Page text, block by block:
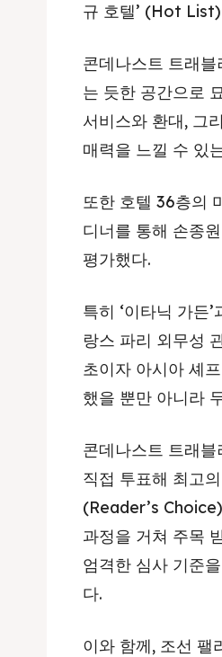
규 호텔’ (Hot
콘데나스트 트래
는 듯한 공간으로
서비스와 환대, 그
매력을 느낄 수 있
또한 호텔 36층의
디너를 통해 손종
평가했다.
특히 ‘이타닉 가든
랑스 파리 외무성
초이자 아시아 셰
했을 뿐만 아니라
콘데나스트 트래
직접 투표해 최고
(Reader’s
과정을 거쳐 주목
엄격한 심사 기준
다.
이와 함께, 조선